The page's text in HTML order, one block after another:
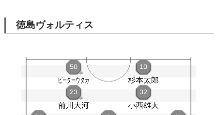
徳島ヴォルティス